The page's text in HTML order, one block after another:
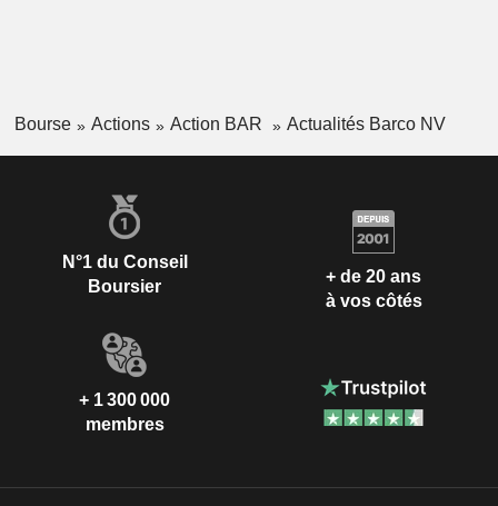
Bourse Actions Action BAR Actualités Barco NV
N°1 du Conseil
Boursier
+ de 20 ans
à vos côtés
+ 1 300 000
membres